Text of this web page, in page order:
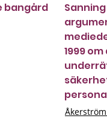
bangård
1999